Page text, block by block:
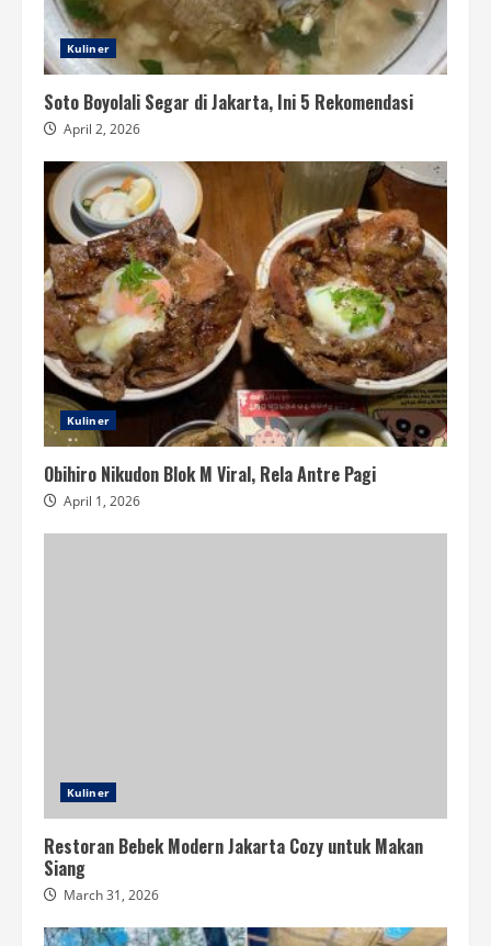
Kuliner
Soto Boyolali Segar di Jakarta, Ini 5 Rekomendasi
April 2, 2026
Kuliner
Obihiro Nikudon Blok M Viral, Rela Antre Pagi
April 1, 2026
Kuliner
Restoran Bebek Modern Jakarta Cozy untuk Makan
Siang
March 31, 2026